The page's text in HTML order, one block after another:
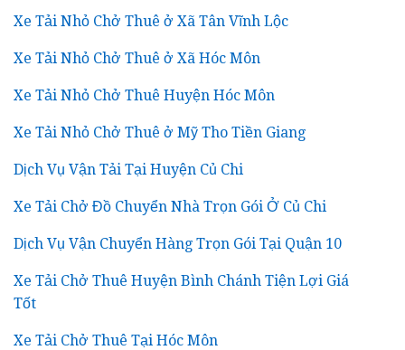
Xe Tải Nhỏ Chở Thuê ở Xã Tân Vĩnh Lộc
Xe Tải Nhỏ Chở Thuê ở Xã Hóc Môn
Xe Tải Nhỏ Chở Thuê Huyện Hóc Môn
Xe Tải Nhỏ Chở Thuê ở Mỹ Tho Tiền Giang
Dịch Vụ Vận Tải Tại Huyện Củ Chi
Xe Tải Chở Đồ Chuyển Nhà Trọn Gói Ở Củ Chi
Dịch Vụ Vận Chuyển Hàng Trọn Gói Tại Quận 10
Xe Tải Chở Thuê Huyện Bình Chánh Tiện Lợi Giá
Tốt
Xe Tải Chở Thuê Tại Hóc Môn